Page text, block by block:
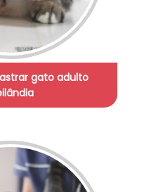
gato adulto